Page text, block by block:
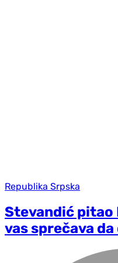
Republika Srpska
Stevandić pitao
vas sprečava